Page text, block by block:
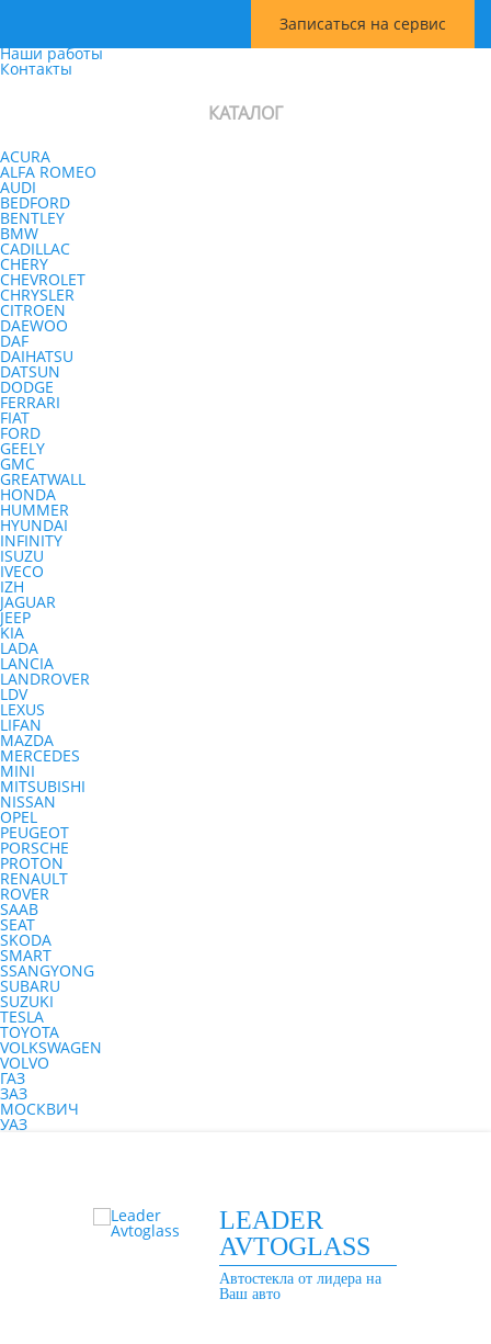
Наши работы
Контакты
КАТАЛОГ
ACURA
ALFA ROMEO
AUDI
BEDFORD
BENTLEY
BMW
CADILLAC
CHERY
CHEVROLET
CHRYSLER
CITROEN
DAEWOO
DAF
DAIHATSU
DATSUN
DODGE
FERRARI
FIAT
FORD
GEELY
GMC
GREATWALL
HONDA
HUMMER
HYUNDAI
INFINITY
ISUZU
IVECO
IZH
JAGUAR
JEEP
KIA
LADA
LANCIA
LANDROVER
LDV
LEXUS
LIFAN
MAZDA
MERCEDES
MINI
MITSUBISHI
NISSAN
OPEL
PEUGEOT
PORSCHE
PROTON
RENAULT
ROVER
SAAB
SEAT
SKODA
SMART
SSANGYONG
SUBARU
SUZUKI
TESLA
TOYOTA
VOLKSWAGEN
VOLVO
ГАЗ
ЗАЗ
МОСКВИЧ
УАЗ
Записаться на сервис
LEADER
AVTOGLASS
Автостекла от лидера на
Ваш авто